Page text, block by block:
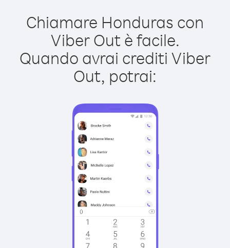
Chiamare Honduras con
Viber Out è facile.
Quando avrai crediti Viber
Out, potrai: